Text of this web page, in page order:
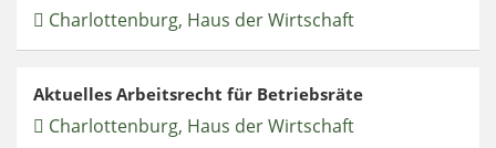
Charlottenburg, Haus der Wirtschaft
Aktuelles Arbeitsrecht für Betriebsräte
Charlottenburg, Haus der Wirtschaft